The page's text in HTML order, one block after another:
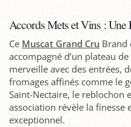
Accords Mets et Vins :
Ce Muscat Grand Cru Brand
accompagné d’un plateau
merveille avec des entrées,
fromages affinés comme le
Saint-Nectaire, le reblochon
association révèle la finesse
exceptionnel.